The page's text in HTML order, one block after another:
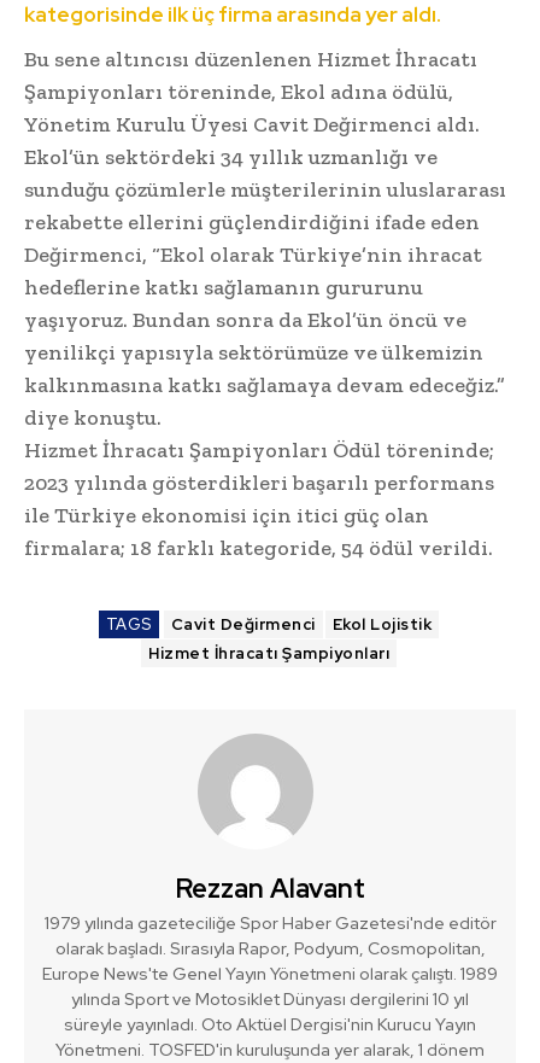
kategorisinde ilk üç firma arasında yer aldı.
Bu sene altıncısı düzenlenen Hizmet İhracatı
Şampiyonları töreninde, Ekol adına ödülü,
Yönetim Kurulu Üyesi Cavit Değirmenci aldı.
Ekol’ün sektördeki 34 yıllık uzmanlığı ve
sunduğu çözümlerle müşterilerinin uluslararası
rekabette ellerini güçlendirdiğini ifade eden
Değirmenci, “Ekol olarak Türkiye’nin ihracat
hedeflerine katkı sağlamanın gururunu
yaşıyoruz. Bundan sonra da Ekol’ün öncü ve
yenilikçi yapısıyla sektörümüze ve ülkemizin
kalkınmasına katkı sağlamaya devam edeceğiz.”
diye konuştu.
Hizmet İhracatı Şampiyonları Ödül töreninde;
2023 yılında gösterdikleri başarılı performans
ile Türkiye ekonomisi için itici güç olan
firmalara; 18 farklı kategoride, 54 ödül verildi.
TAGS Cavit Değirmenci
Ekol Lojistik
Hizmet İhracatı Şampiyonları
Rezzan Alavant
1979 yılında gazeteciliğe Spor Haber Gazetesi'nde editör
olarak başladı. Sırasıyla Rapor, Podyum, Cosmopolitan,
Europe News'te Genel Yayın Yönetmeni olarak çalıştı. 1989
yılında Sport ve Motosiklet Dünyası dergilerini 10 yıl
süreyle yayınladı. Oto Aktüel Dergisi'nin Kurucu Yayın
Yönetmeni. TOSFED'in kuruluşunda yer alarak, 1 dönem